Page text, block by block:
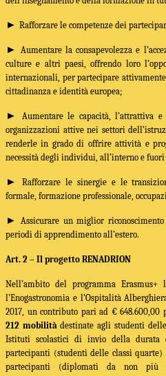
► Rafforzare le competenze dei
► Aumentare la consapevolezza e
culture e altri paesi, offrendo loro
internazionali, per partecipare
cittadinanza e identità europea;
► Aumentare le capacità, l’attrattiva
organizzazioni attive nei settori
renderle in grado di offrire attività e
necessità degli individui, all’interno e fuori
► Rafforzare le sinergie e le
formale, formazione professionale,
► Assicurare un miglior
periodi di apprendimento all’estero.
Art. 2 – Il progetto RENADRION
Nell’ambito del programma Erasmus+
l’Enogastronomia e l’Ospitalità
2017, un contributo pari ad €
212 mobilitàdestinate agli studenti
Istituti scolastici di invio della durata
partecipanti (studenti delle classi quarte)
partecipanti (diplomati da non